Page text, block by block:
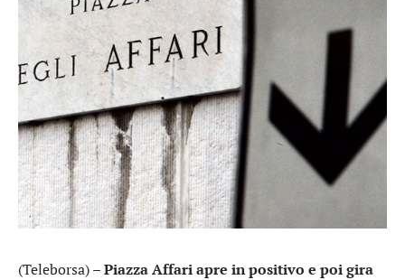
(Teleborsa) –Piazza Affari apre in positivo e poi gira